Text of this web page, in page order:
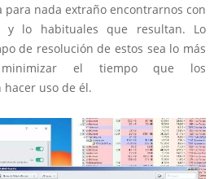
para nada extraño encontrarnos con
y lo habituales que resultan. Lo
de resolución de estos sea lo más
el tiempo que los
uso de él.